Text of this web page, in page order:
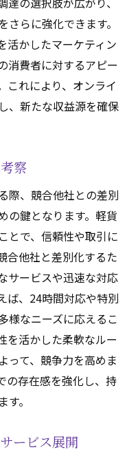
らに強化できます。
活かしたマーケティン
消費者に対するアピー
これにより、オンライ
、新たな収益源を確保
察
際、競合他社との差別
の鍵となります。軽貨
とで、信頼性や取引に
合他社と差別化するた
サービスや迅速な対応
ば、24時間対応や特別
様なニーズに応えるこ
を活かした柔軟なルー
って、競争力を高めま
の存在感を強化し、持
。
ービス展開